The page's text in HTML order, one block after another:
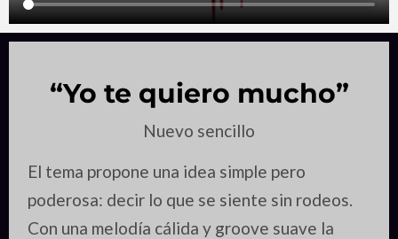
“Yo te quiero mucho”
Nuevo sencillo
El tema propone una idea simple pero
poderosa: decir lo que se siente sin rodeos.
Con una melodía cálida y groove suave la